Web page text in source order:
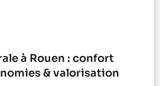
à Rouen : confort
& valorisation